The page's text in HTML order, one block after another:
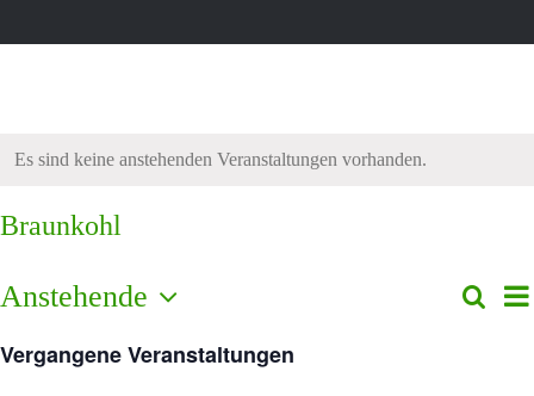
Es sind keine anstehenden Veranstaltungen vorhanden.
Braunkohl
Suche
Anstehende
wählen.
Vergangene Veranstaltungen